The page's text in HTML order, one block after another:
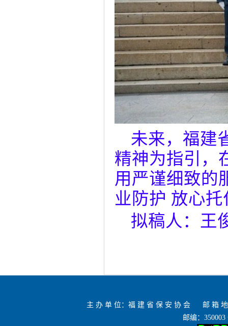
未来，福建
精神为指引，
用严谨细致的
业防护 放心
拟稿人：王
主 办 单 位：福 建 省 保 安 协 会 邮 箱 地
邮编：